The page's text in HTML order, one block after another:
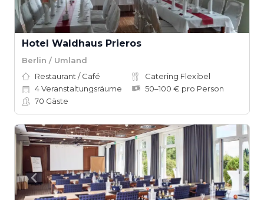
Hotel Waldhaus Prieros
Berlin / Umland
Restaurant / Café
Catering Flexibel
4Veranstaltungsräume
50–100 € pro Person
70 Gäste